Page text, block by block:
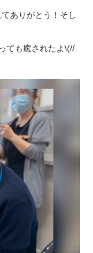
ありがとう！そし
ても癒されたよ\(//